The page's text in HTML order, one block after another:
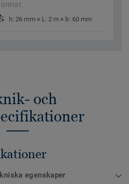
h: 26 mm × L: 2 m × b: 60 mm
och
egenskaper